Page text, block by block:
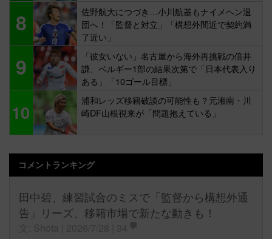
8
佐野航大につづき…小川航基もナイメヘン退
団へ！「監督と対立」「構想外間近で契約満
了近い」
9
「彼女いない」名古屋から海外再挑戦の倍井
謙、ベルギー1部の結果次第で「日本代表入り
ある」「10ゴール目標」
10
浦和レッズ移籍破談の可能性も？元湘南・川
崎DF山根視来が「問題抱えている」
コメントランキング
田中碧、練習試合のミスで「監督から構想外通
告」リーズ、移籍市場で新たな動きも！